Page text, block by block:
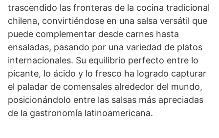
trascendido las fronteras de la cocina tradicional
chilena, convirtiéndose en una salsa versátil que
puede complementar desde carnes hasta
ensaladas, pasando por una variedad de platos
internacionales. Su equilibrio perfecto entre lo
picante, lo ácido y lo fresco ha logrado capturar
el paladar de comensales alrededor del mundo,
posicionándolo entre las salsas más apreciadas
de la gastronomía latinoamericana.